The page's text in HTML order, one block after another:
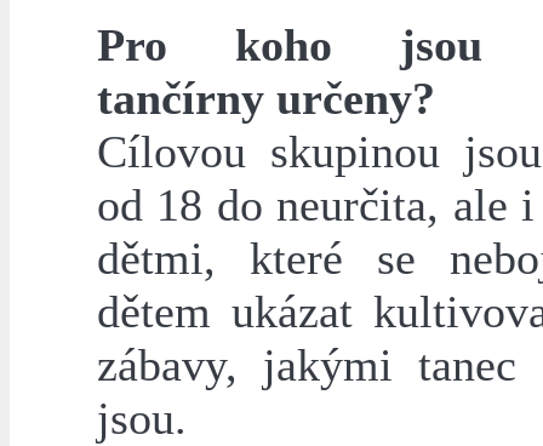
Pro koho jsou
tančírny určeny?
Cílovou skupinou
od 18 do neurčita, ale
dětmi, které se
dětem ukázat
zábavy, jakými tanec
jsou.